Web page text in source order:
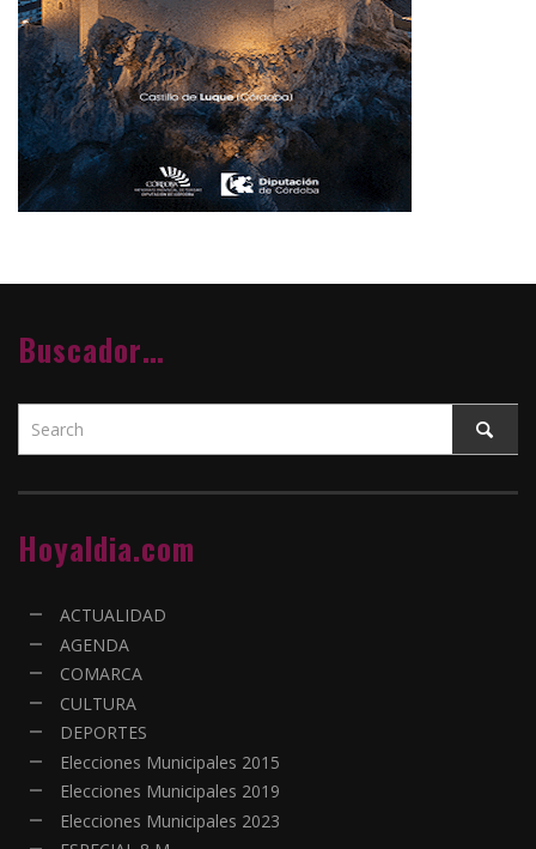
Buscador…
Hoyaldia.com
ACTUALIDAD
AGENDA
COMARCA
CULTURA
DEPORTES
Elecciones Municipales 2015
Elecciones Municipales 2019
Elecciones Municipales 2023